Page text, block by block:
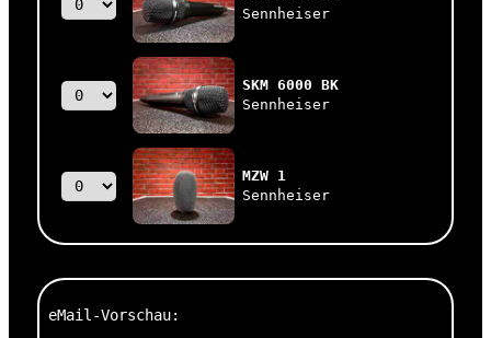
Sennheiser
SKM 6000 BK
Sennheiser
MZW 1
Sennheiser
eMail-Vorschau: